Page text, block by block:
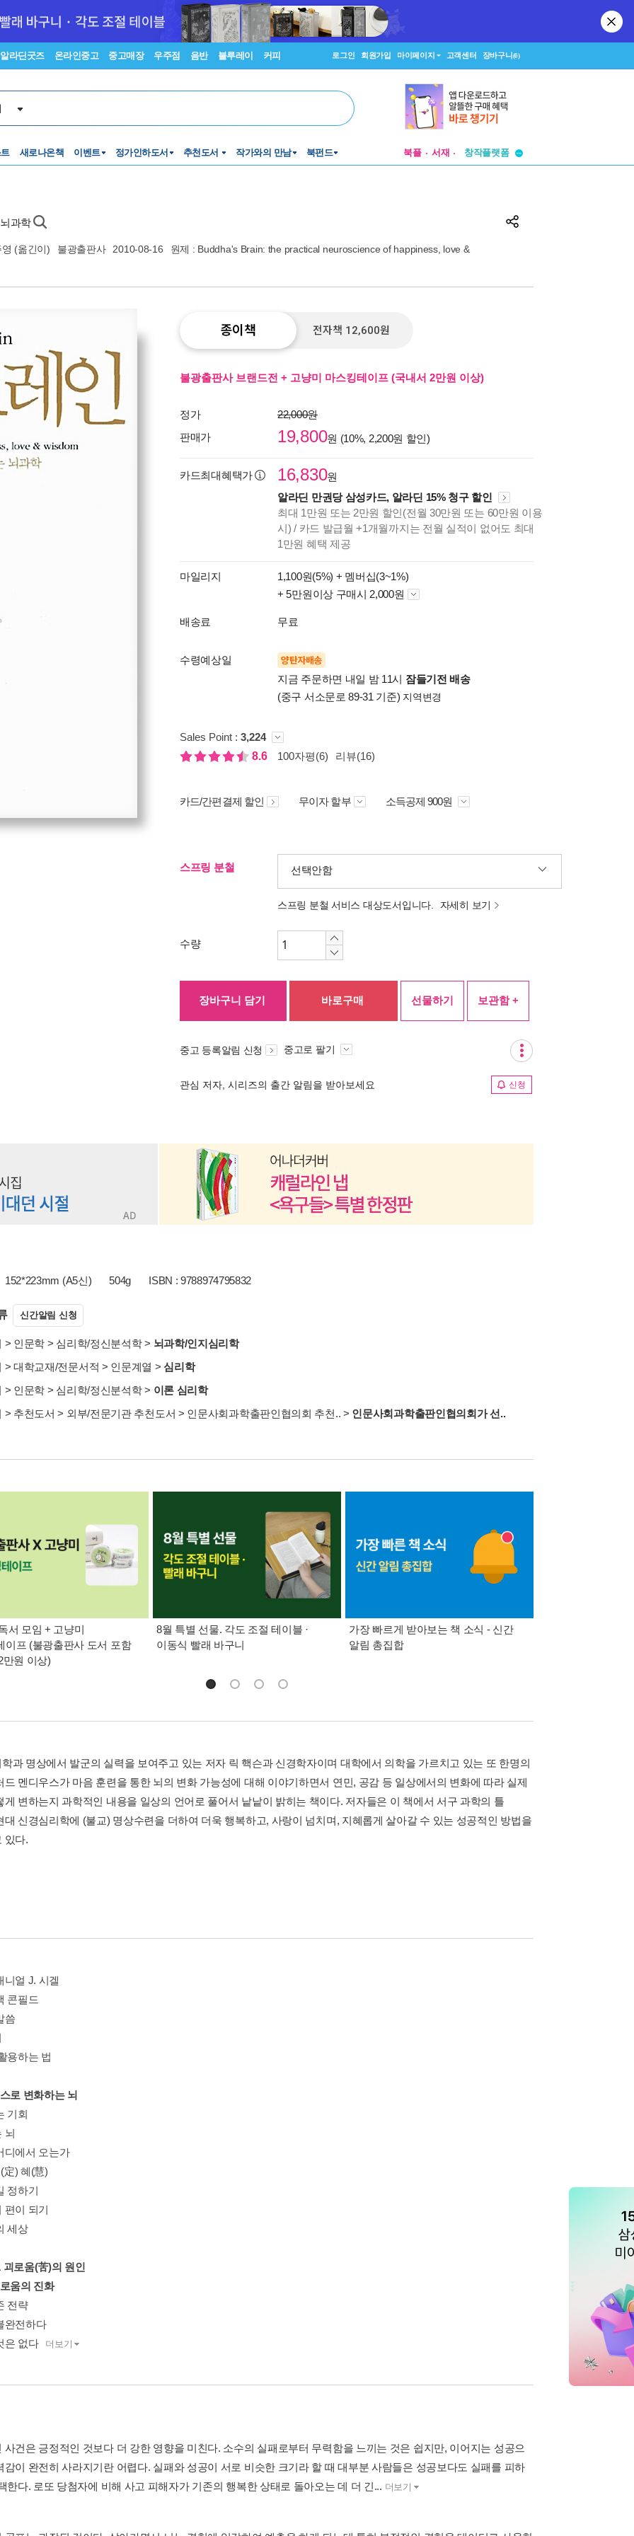
알라딘굿즈 온라인중고 중고매장 우주점 음반 블루레이 커피 로그인 회원가입 마이페이지 고객센터 장바구니(0)
새로나온책 이벤트 정가인하도서 추천도서 작가와의 만남 북펀드 북플 서재
창작플랫폼
투비컨티뉴드
과학
(옮긴이) 불광출판사 2010-08-16 원제 : Buddha's Brain: the practical neuroscience of happiness, love &
종이책 전자책 12,600원
불광출판사 브랜드전 + 고냥미 마스킹테이프 (국내서 2만원 이상)
정가
22,000원
판매가
19,800원 (10%, 2,200원 할인)
카드최대혜택가 16,830원
알라딘 만권당 삼성카드, 알라딘 15% 청구 할인
최대 1만원 또는 2만원 할인(전월 30만원 또는 60만원 이용
시) / 카드 발급월 +1개월까지는 전월 실적이 없어도 최대
1만원 혜택 제공
마일리지 1,100원(5%) + 멤버십(3~1%)
+ 5만원이상 구매시 2,000원
배송료 무료
수령예상일 양탄자배송
지금 주문하면 내일 밤 11시 잠들기전 배송
(중구 서소문로 89-31 기준) 지역변경
Sales Point : 3,224
8.6
100자평(6) 리뷰(16)
카드/간편결제 할인 무이자 할부 소득공제 900원
스프링 분철 선택안함
스프링 분철 서비스 대상도서입니다. 자세히 보기
수량
장바구니 담기 바로구매 선물하기 보관함 +
중고 등록알림 신청 중고로 팔기
관심 저자, 시리즈의 출간 알림을 받아보세요 신청
152*223mm (A5신) 504g ISBN : 9788974795832
신간알림 신청
> 인문학 > 심리학/정신분석학> 뇌과학/인지심리학
> 대학교재/전문서적 > 인문계열 > 심리학
> 인문학 > 심리학/정신분석학> 이론 심리학
> 추천도서 > 외부/전문기관 추천도서 > 인문사회과학출판인협의회 추천.. > 인문사회과학출판인협의회가 선..
서 모임 + 고냥미
이프 (불광출판사 도서 포함
만원 이상)
8월 특별 선물. 각도 조절 테이블 ·
이동식 빨래 바구니
가장 빠르게 받아보는 책 소식 - 신간
알림 총집합
과 명상에서 발군의 실력을 보여주고 있는 저자 릭 핵슨과 신경학자이며 대학에서 의학을 가르치고 있는 또 한명의
드 멘디우스가 마음 훈련을 통한 뇌의 변화 가능성에 대해 이야기하면서 연민, 공감 등 일상에서의 변화에 따라 실제
게 변하는지 과학적인 내용을 일상의 언어로 풀어서 낱낱이 밝히는 책이다. 저자들은 이 책에서 서구 과학의 틀
대 신경심리학에 (불교) 명상수련을 더하여 더욱 행복하고, 사랑이 넘치며, 지혜롭게 살아갈 수 있는 성공적인 방법을
있다.
니얼 J. 시겔
콘필드
씀
용하는 법
로 변화하는 뇌
기회
뇌
디에서 오는가
定) 혜(慧)
정하기
편이 되기
세상
괴로움(苦)의 원인
움의 진화
전략
완전하다
은 없다
더보기
사건은 긍정적인 것보다 더 강한 영향을 미친다. 소수의 실패로부터 무력함을 느끼는 것은 쉽지만, 이어지는 성공으
감이 완전히 사라지기란 어렵다. 실패와 성공이 서로 비슷한 크기라 할 때 대부분 사람들은 성공보다도 실패를 피하
한다. 로또 당첨자에 비해 사고 피해자가 기존의 행복한 상태로 돌아오는 데 더 긴... 더보기